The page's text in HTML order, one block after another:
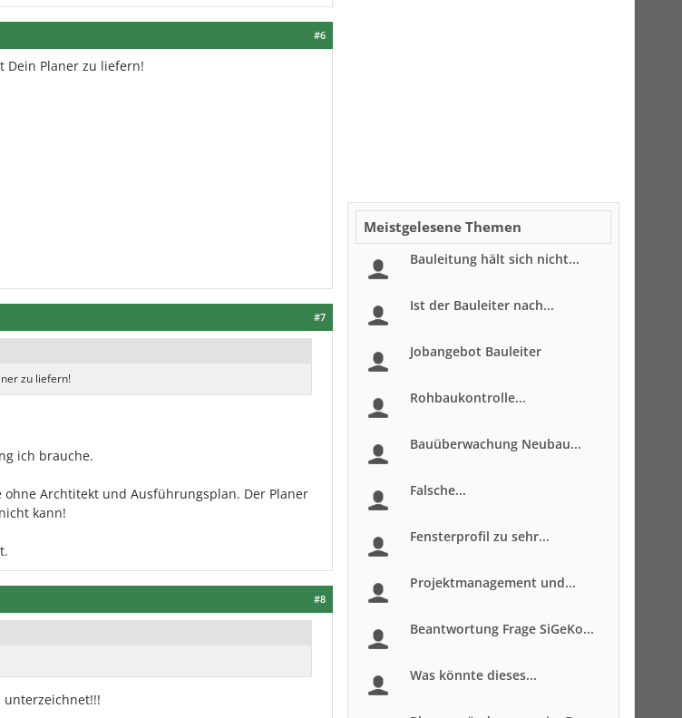
#6
Dein Planer zu liefern!
#7
zu liefern!
ich brauche.
Archtitekt und Ausführungsplan. Der Planer
kann!
#8
unterzeichnet!!!
Meistgelesene Themen
Bauleitung hält sich nicht...
Ist der Bauleiter nach...
Jobangebot Bauleiter
Rohbaukontrolle...
Bauüberwachung Neubau...
Falsche...
Fensterprofil zu sehr...
Projektmanagement und...
Beantwortung Frage SiGeKo...
Was könnte dieses...